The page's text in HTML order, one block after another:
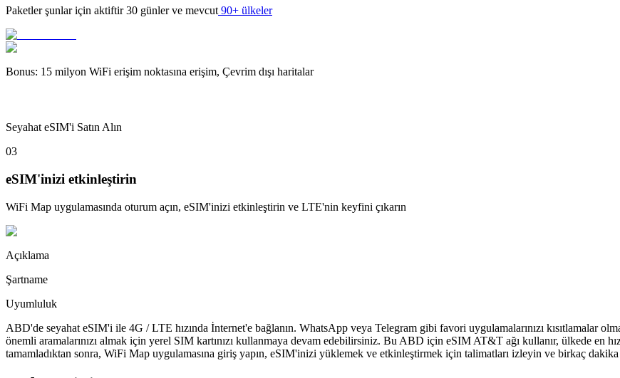
Paketler şunlar için aktiftir 30 günler ve mevcut 90+ ülkeler
Bonus: 15 milyon WiFi erişim noktasına erişim, Çevrim dışı haritalar
Seyahat eSIM'i Satın Alın
03
eSIM'inizi etkinleştirin
WiFi Map uygulamasında oturum açın, eSIM'inizi etkinleştirin ve LTE'nin keyfini çıkarın
Açıklama
Şartname
Uyumluluk
ABD'de seyahat eSIM'i ile 4G / LTE hızında İnternet'e bağlanın. WhatsApp veya Telegram gibi favori uygulamalarınızı kısıtlamalar
önemli aramalarınızı almak için yerel SIM kartınızı kullanmaya devam edebilirsiniz. Bu ABD için eSIM AT&T ağı kullanır, ülkede en
tamamladıktan sonra, WiFi Map uygulamasına giriş yapın, eSIM'inizi yüklemek ve etkinleştirmek için talimatları izleyin ve birkaç